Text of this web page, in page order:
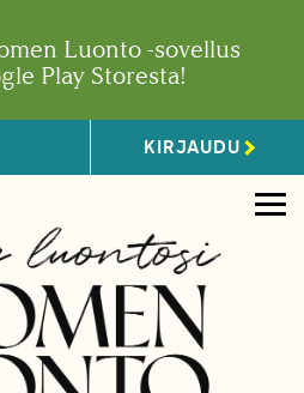
Luonto -sovellus
Play Storesta!
KIRJAUDU